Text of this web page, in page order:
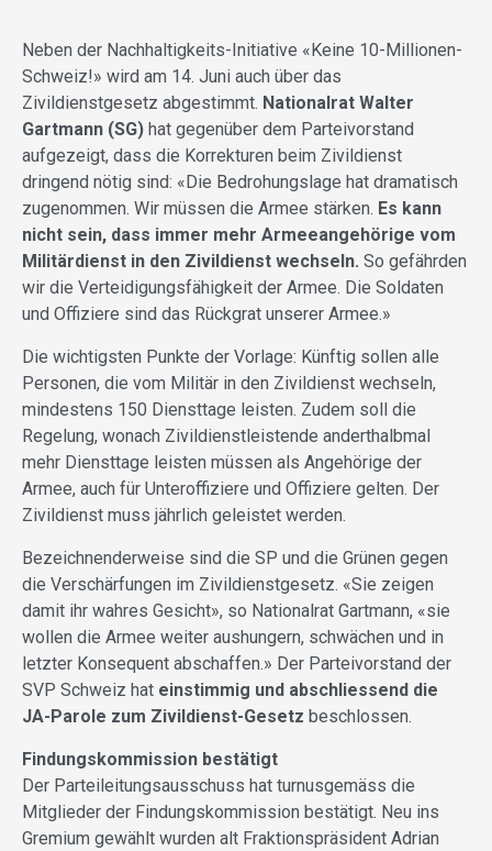
Neben der Nachhaltigkeits-Initiative «Keine 10-Millionen-
Schweiz!» wird am 14. Juni auch über das
Zivildienstgesetz abgestimmt. Nationalrat Walter
Gartmann (SG) hat gegenüber dem Parteivorstand
aufgezeigt, dass die Korrekturen beim Zivildienst
dringend nötig sind: «Die Bedrohungslage hat dramatisch
zugenommen. Wir müssen die Armee stärken. Es kann
nicht sein, dass immer mehr Armeeangehörige vom
Militärdienst in den Zivildienst wechseln. So gefährden
wir die Verteidigungsfähigkeit der Armee. Die Soldaten
und Offiziere sind das Rückgrat unserer Armee.»
Die wichtigsten Punkte der Vorlage: Künftig sollen alle
Personen, die vom Militär in den Zivildienst wechseln,
mindestens 150 Diensttage leisten. Zudem soll die
Regelung, wonach Zivildienstleistende anderthalbmal
mehr Diensttage leisten müssen als Angehörige der
Armee, auch für Unteroffiziere und Offiziere gelten. Der
Zivildienst muss jährlich geleistet werden.
Bezeichnenderweise sind die SP und die Grünen gegen
die Verschärfungen im Zivildienstgesetz. «Sie zeigen
damit ihr wahres Gesicht», so Nationalrat Gartmann, «sie
wollen die Armee weiter aushungern, schwächen und in
letzter Konsequent abschaffen.» Der Parteivorstand der
SVP Schweiz hat einstimmig und abschliessend die
JA-Parole zum Zivildienst-Gesetz beschlossen.
Findungskommission bestätigt
Der Parteileitungsausschuss hat turnusgemäss die
Mitglieder der Findungskommission bestätigt. Neu ins
Gremium gewählt wurden alt Fraktionspräsident Adrian